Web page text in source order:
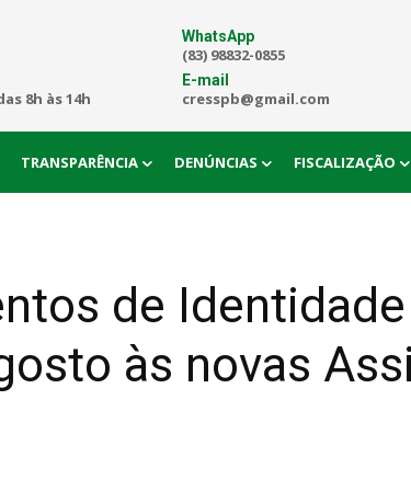
8h às 14h
WhatsApp
(83) 98832-0855
E-mail
cresspb@gmail.com
TRANSPARÊNCIA DENÚNCIAS FISCALIZAÇÃO
de
às novas